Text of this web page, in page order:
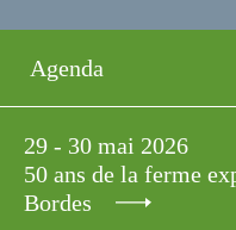
Agenda
29 - 30 mai 2026
50 ans de la ferme
Bordes